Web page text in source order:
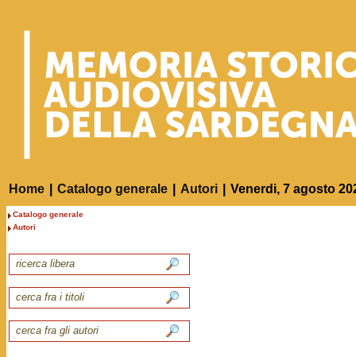
Home Catalogo generale Autori Venerdi, 7 agosto
Catalogo generale
Autori